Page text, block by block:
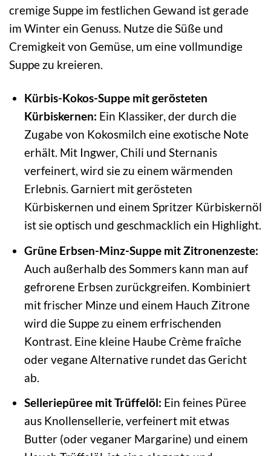
cremige Suppe im festlichen Gewand ist gerade
im Winter ein Genuss. Nutze die Süße und
Cremigkeit von Gemüse, um eine vollmundige
Suppe zu kreieren.
Kürbis-Kokos-Suppe mit gerösteten
Kürbiskernen: Ein Klassiker, der durch die
Zugabe von Kokosmilch eine exotische Note
erhält. Mit Ingwer, Chili und Sternanis
verfeinert, wird sie zu einem wärmenden
Erlebnis. Garniert mit gerösteten
Kürbiskernen und einem Spritzer Kürbiskernöl
ist sie optisch und geschmacklich ein Highlight.
Grüne Erbsen-Minz-Suppe mit Zitronenzeste:
Auch außerhalb des Sommers kann man auf
gefrorene Erbsen zurückgreifen. Kombiniert
mit frischer Minze und einem Hauch Zitrone
wird die Suppe zu einem erfrischenden
Kontrast. Eine kleine Haube Crème fraîche
oder vegane Alternative rundet das Gericht
ab.
Selleriepüree mit Trüffelöl: Ein feines Püree
aus Knollensellerie, verfeinert mit etwas
Butter (oder veganer Margarine) und einem